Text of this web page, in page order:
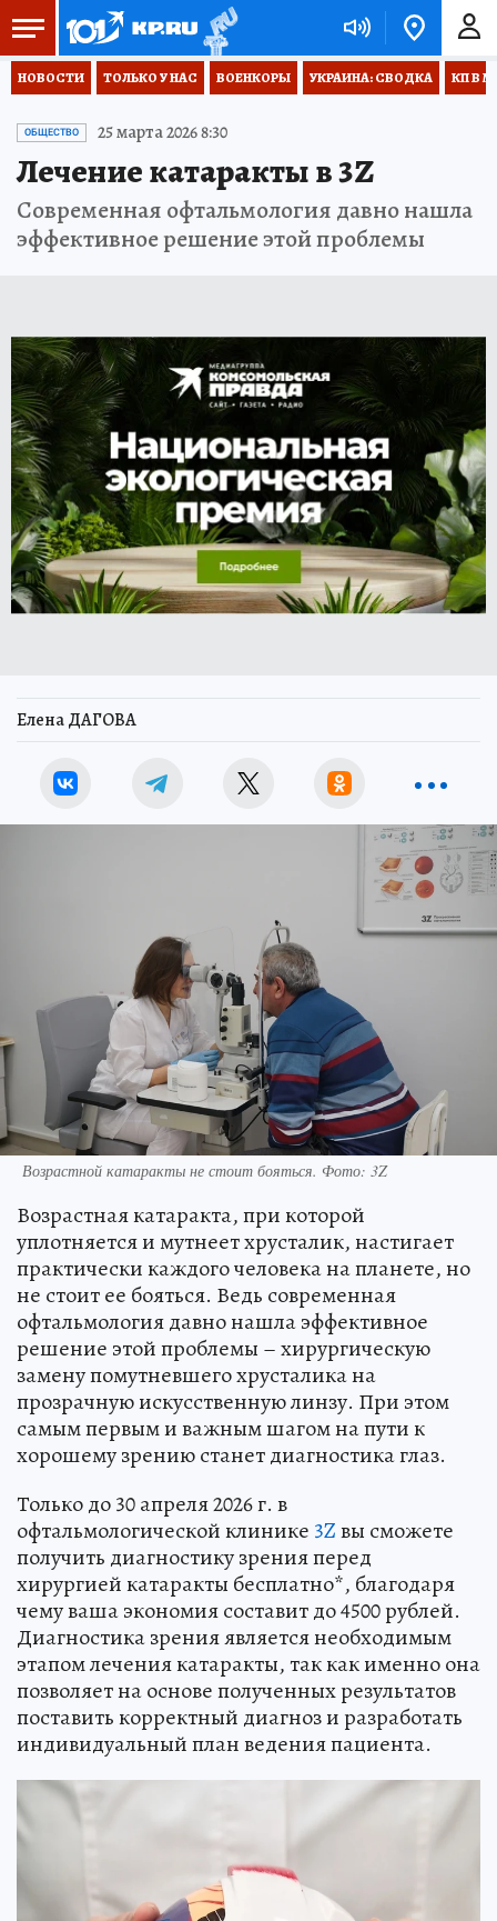
НОВОСТИ ТОЛЬКО У НАС ВОЕНКОРЫ УКРАИНА: СВОДКА КП В
ОБЩЕСТВО 25 марта 2026 8:30
Лечение катаракты в 3Z
Cовременная офтальмология давно нашла
эффективное решение этой проблемы
Елена ДАГОВА
Возрастной катаракты не стоит бояться. Фото: 3Z
Возрастная катаракта, при которой
уплотняется и мутнеет хрусталик, настигает
практически каждого человека на планете, но
не стоит ее бояться. Ведь современная
офтальмология давно нашла эффективное
решение этой проблемы – хирургическую
замену помутневшего хрусталика на
прозрачную искусственную линзу. При этом
самым первым и важным шагом на пути к
хорошему зрению станет диагностика глаз.
Только до 30 апреля 2026 г. в
офтальмологической клинике 3Zвы сможете
получить диагностику зрения перед
хирургией катаракты бесплатно*, благодаря
чему ваша экономия составит до 4500 рублей.
Диагностика зрения является необходимым
этапом лечения катаракты, так как именно она
позволяет на основе полученных результатов
поставить корректный диагноз и разработать
индивидуальный план ведения пациента.